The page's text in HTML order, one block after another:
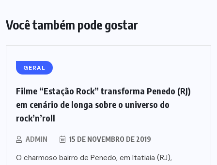
Você também pode gostar
GERAL
Filme “Estação Rock” transforma Penedo (RJ)
em cenário de longa sobre o universo do
rock’n’roll
ADMIN 15 DE NOVEMBRO DE 2019
O charmoso bairro de Penedo, em Itatiaia (RJ),